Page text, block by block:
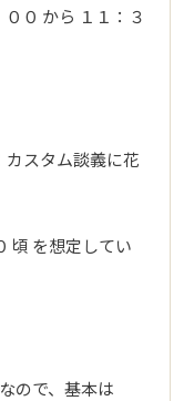
０ から １１：３
スタム談義に花
を想定してい
で、基本は